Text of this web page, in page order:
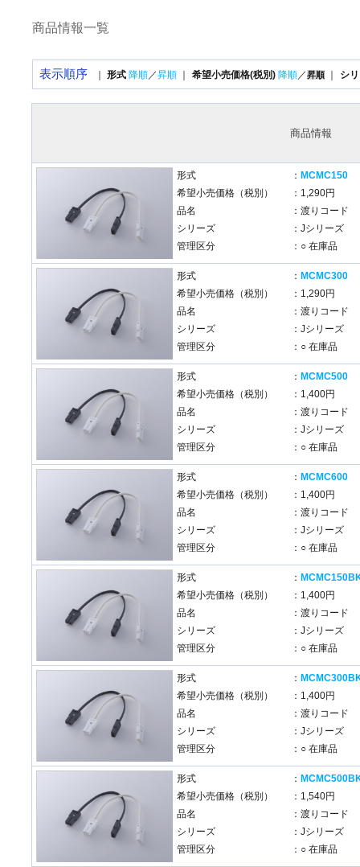
商品情報一覧
表示順序 形式 降順／昇順 希望小売価格(税別) 降順／昇順 シ
商品情報
形式 ： MCMC150
希望小売価格（税別）
：1,290円
品名
：渡りコード
シリーズ
：Jシリーズ
管理区分
：○ 在庫品
形式 ： MCMC300
希望小売価格（税別）
：1,290円
品名
：渡りコード
シリーズ
：Jシリーズ
管理区分
：○ 在庫品
形式 ： MCMC500
希望小売価格（税別）
：1,400円
品名
：渡りコード
シリーズ
：Jシリーズ
管理区分
：○ 在庫品
形式 ： MCMC600
希望小売価格（税別）
：1,400円
品名
：渡りコード
シリーズ
：Jシリーズ
管理区分
：○ 在庫品
形式 ：
希望小売価格（税別）
：1,400円
品名
：渡りコード
シリーズ
：Jシリーズ
管理区分
：○ 在庫品
形式 ：
希望小売価格（税別）
：1,400円
品名
：渡りコード
シリーズ
：Jシリーズ
管理区分
：○ 在庫品
形式 ：
希望小売価格（税別）
：1,540円
品名
：渡りコード
シリーズ
：Jシリーズ
管理区分
：○ 在庫品